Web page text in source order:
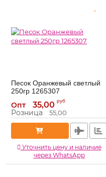
Песок Оранжевый светлый
250гр 1265307
Артикул: 1265307
Опт 35,00 руб
Розница 55,00
Уточнить цену и наличие
через WhatsApp